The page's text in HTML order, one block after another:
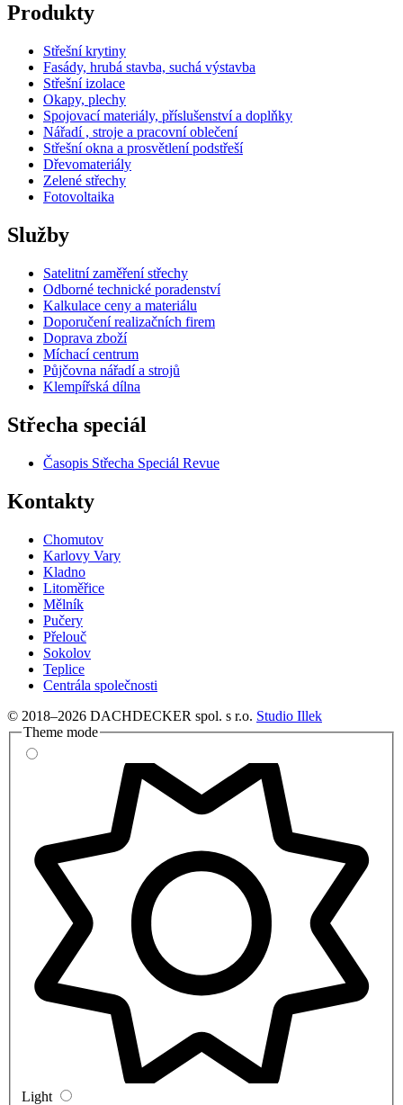
Produkty
Střešní krytiny
Fasády, hrubá stavba, suchá výstavba
Střešní izolace
Okapy, plechy
Spojovací materiály, příslušenství a doplňky
Nářadí , stroje a pracovní oblečení
Střešní okna a prosvětlení podstřeší
Dřevomateriály
Zelené střechy
Fotovoltaika
Služby
Satelitní zaměření střechy
Odborné technické poradenství
Kalkulace ceny a materiálu
Doporučení realizačních firem
Doprava zboží
Míchací centrum
Půjčovna nářadí a strojů
Klempířská dílna
Střecha speciál
Časopis Střecha Speciál Revue
Kontakty
Chomutov
Karlovy Vary
Kladno
Litoměřice
Mělník
Pučery
Přelouč
Sokolov
Teplice
Centrála společnosti
© 2018–2026 DACHDECKER spol. s r.o. Studio Illek
Theme mode
Light